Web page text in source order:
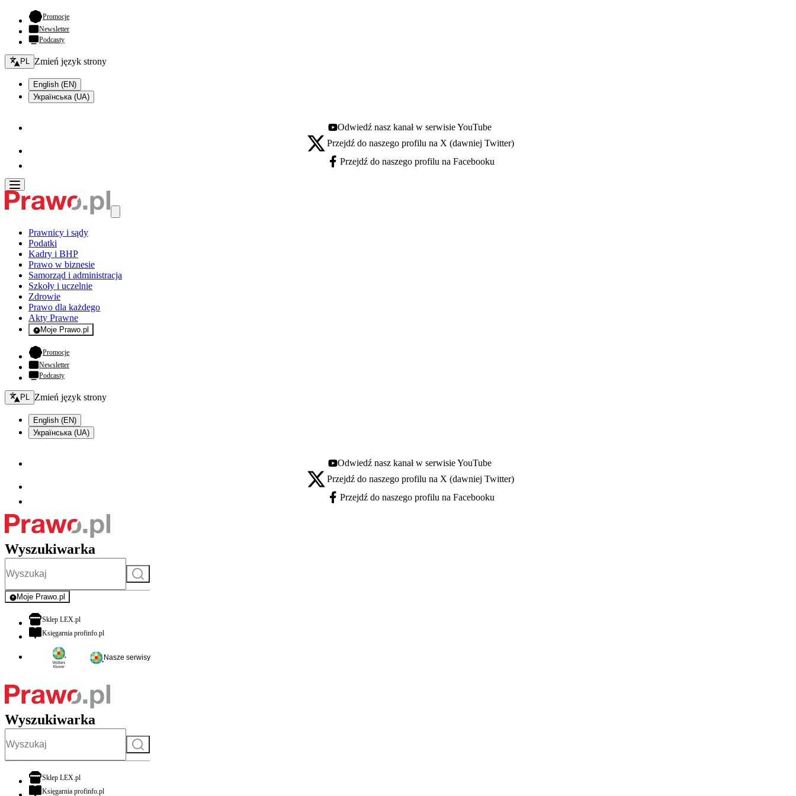
Promocje- otwiera się w nowej karcie
Newsletter
Podcasty
Zmień język - bieżący:
PL Zmień język strony
English (EN)
Українська (UA)
Youtube - otwiera się w nowej karcie
Odwiedź nasz kanał w serwisie YouTube
X - otwiera się w nowej karcie
Przejdź do naszego profilu na X (dawniej Twitter)
Facebook - otwiera się w nowej karcie
Przejdź do naszego profilu na Facebooku
Prawnicy i sądy
Podatki
Kadry i BHP
Prawo w biznesie
Samorząd i administracja
Szkoły i uczelnie
Zdrowie
Prawo dla każdego
Akty Prawne
Moje Prawo.pl
- rejestracja i logowanie do serwisu
Promocje- otwiera się w nowej karcie
Newsletter
Podcasty
Zmień język - bieżący:
PL Zmień język strony
English (EN)
Українська (UA)
Youtube - otwiera się w nowej karcie
Odwiedź nasz kanał w serwisie YouTube
X - otwiera się w nowej karcie
Przejdź do naszego profilu na X (dawniej Twitter)
Facebook - otwiera się w nowej karcie
Przejdź do naszego profilu na Facebooku
Wyszukiwarka
Szukaj
Moje Prawo.pl
- rejestracja i logowanie do serwisu
Sklep LEX.plotwiera się w nowej karcie
Księgarnia profinfo.plotwiera się w nowej karcie
Nasze serwisy
Wyszukiwarka
Szukaj
Sklep LEX.plotwiera się w nowej karcie
Księgarnia profinfo.plotwiera się w nowej karcie